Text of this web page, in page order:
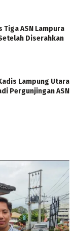
ASN Lampura
Diserahkan
Lampung Utara
Pergunjingan ASN